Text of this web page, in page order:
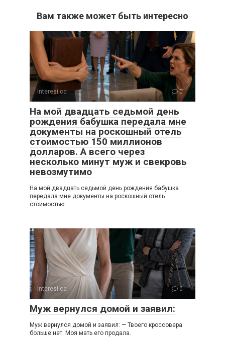
Вам также может быть интересно
Interesi.cc 0
На мой двадцать седьмой день
рождения бабушка передала мне
документы на роскошный отель
стоимостью 150 миллионов
долларов. А всего через
несколько минут муж и свекровь
невозмутимо
На мой двадцать седьмой день рождения бабушка
передала мне документы на роскошный отель
стоимостью
Interesi.cc 0
Муж вернулся домой и заявил:
Муж вернулся домой и заявил: — Твоего кроссовера
больше нет. Моя мать его продала.